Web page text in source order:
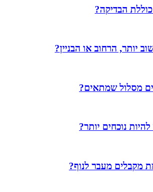
הבדיקה?
יותר, הרחוב או הבניין?
מסלול שמתאים?
נוכחים יותר?
מקבלים מעבר לנוף?